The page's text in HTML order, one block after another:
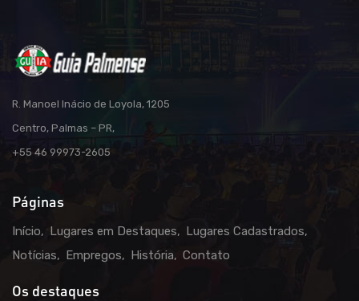
R. Manoel Inácio de Loyola, 1205
Centro, Palmas – PR,
+55 46 99973-2605
Páginas
Início Lugares em Destaques
Lugares Cadastrados
Notícias
Empregos História Contato
Os destaques